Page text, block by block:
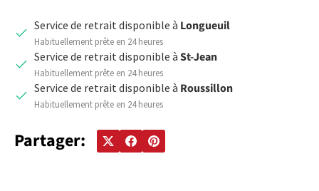
Service de retrait disponible à Longueuil
Habituellement prête en 24 heures
Service de retrait disponible à St-Jean
Habituellement prête en 24 heures
Service de retrait disponible à Roussillon
Habituellement prête en 24 heures
Partager: